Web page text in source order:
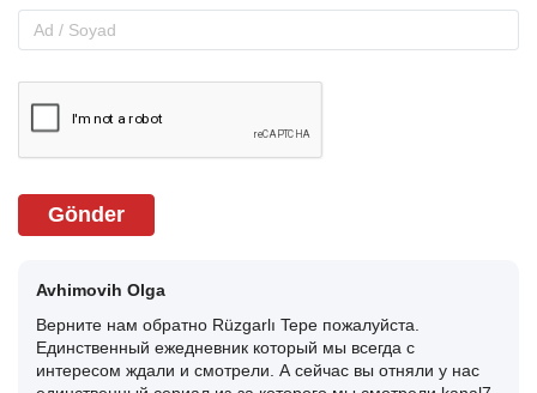
Gönder
Avhimovih Olga
Верните нам обратно Rüzgarlı Tepe пожалуйста.
Единственный ежедневник который мы всегда с
интересом ждали и смотрели. А сейчас вы отняли у нас